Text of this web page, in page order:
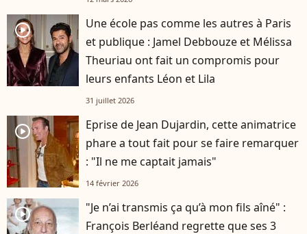
player2
Une école pas comme les autres à Paris
et publique : Jamel Debbouze et Mélissa
Theuriau ont fait un compromis pour
leurs enfants Léon et Lila
31 juillet 2026
player2
Eprise de Jean Dujardin, cette animatrice
phare a tout fait pour se faire remarquer
: "Il ne me captait jamais"
14 février 2026
player2
"Je n’ai transmis ça qu’à mon fils aîné" :
François Berléand regrette que ses 3